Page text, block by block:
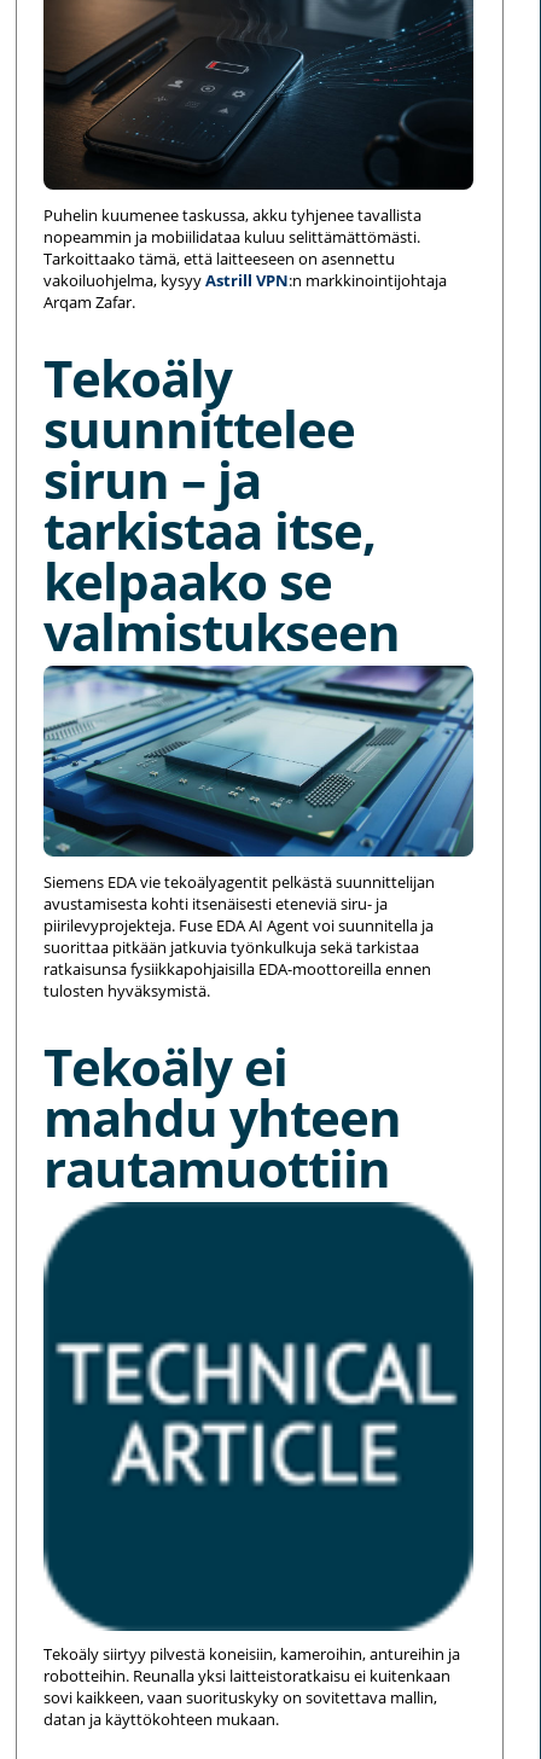
Puhelin kuumenee taskussa, akku tyhjenee tavallista
nopeammin ja mobiilidataa kuluu selittämättömästi.
Tarkoittaako tämä, että laitteeseen on asennettu
vakoiluohjelma, kysyyAstrill VPN:n markkinointijohtaja
Arqam Zafar.
Tekoäly
suunnittelee
sirun – ja
tarkistaa itse,
kelpaako se
valmistukseen
Siemens EDA vie tekoälyagentit pelkästä suunnittelijan
avustamisesta kohti itsenäisesti eteneviä siru- ja
piirilevyprojekteja. Fuse EDA AI Agent voi suunnitella ja
suorittaa pitkään jatkuvia työnkulkuja sekä tarkistaa
ratkaisunsa fysiikkapohjaisilla EDA-moottoreilla ennen
tulosten hyväksymistä.
Tekoäly ei
mahdu yhteen
rautamuottiin
Tekoäly siirtyy pilvestä koneisiin, kameroihin, antureihin ja
robotteihin. Reunalla yksi laitteistoratkaisu ei kuitenkaan
sovi kaikkeen, vaan suorituskyky on sovitettava mallin,
datan ja käyttökohteen mukaan.